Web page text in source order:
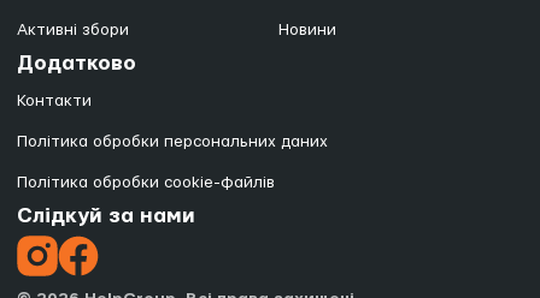
Активні збори Новини
Додатково
Контакти
Політика обробки персональних даних
Політика обробки cookie-файлів
Слідкуй за нами